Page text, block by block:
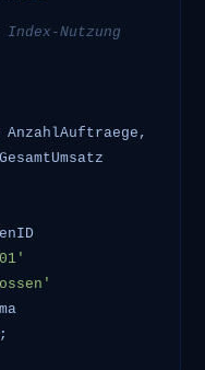
Nutzung
AnzahlAuftraege,
;